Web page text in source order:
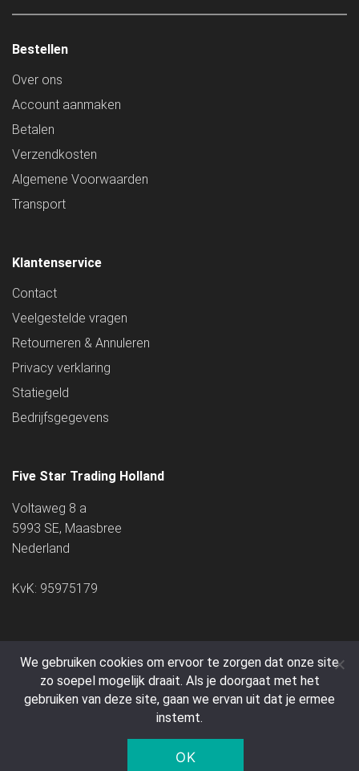
Bestellen
Over ons
Account aanmaken
Betalen
Verzendkosten
Algemene Voorwaarden
Transport
Klantenservice
Contact
Veelgestelde vragen
Retourneren & Annuleren
Privacy verklaring
Statiegeld
Bedrijfsgegevens
Five Star Trading Holland
Voltaweg 8 a
5993 SE, Maasbree
Nederland
KvK: 95975179
© 2005 - 2026 Five Star Trading Holland - Alle prijzen zijn
exclusief BTW en verzendkosten.
We gebruiken cookies om ervoor te zorgen dat onze site
zo soepel mogelijk draait. Als je doorgaat met het
gebruiken van deze site, gaan we ervan uit dat je ermee
instemt.
OK